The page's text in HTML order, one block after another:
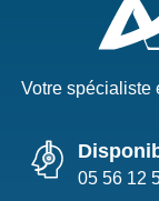
Votre spécialiste
05 56 12